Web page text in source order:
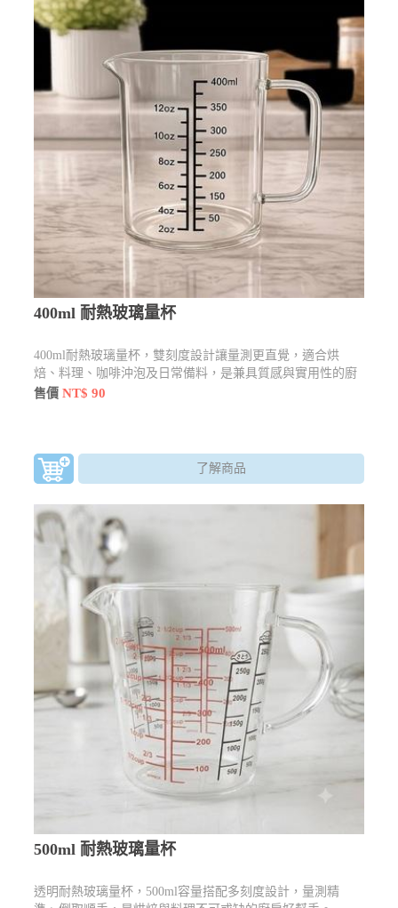
400ml 耐熱玻璃量杯
400ml耐熱玻璃量杯，雙刻度設計讓量測更直覺，適合烘
焙、料理、咖啡沖泡及日常備料，是兼具質感與實用性的廚
房好幫手。
售價NT$ 90
了解商品
500ml 耐熱玻璃量杯
透明耐熱玻璃量杯，500ml容量搭配多刻度設計，量測精